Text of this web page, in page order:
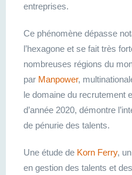
entreprises.
Ce phénomène dépasse
l’hexagone et se fait très
nombreuses régions du
par Manpower,
le domaine du recrutement
d’année 2020, démontre
de pénurie des talents.
Une étude de Korn Ferry,
en gestion des talents et